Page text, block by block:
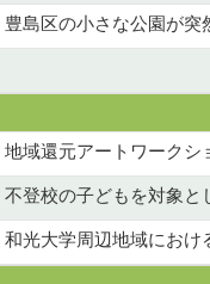
豊島区の小さな公園が突
地域還元アートワークシ
不登校の子どもを対象と
和光大学周辺地域におけ